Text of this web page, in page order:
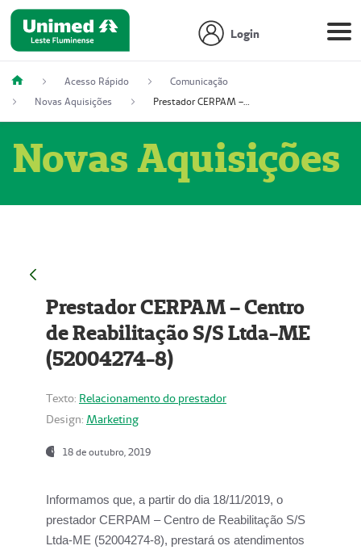
Login
Acesso Rápido
Comunicação
Novas Aquisições
Prestador CERPAM – Centro de Reabilitação S/S Ltda-ME (52004274-8)
Novas Aquisições
Prestador CERPAM – Centro
de Reabilitação S/S Ltda-ME
(52004274-8)
Texto: Relacionamento do prestador
Design: Marketing
18 de outubro, 2019
Informamos que, a partir do dia 18/11/2019, o
prestador CERPAM – Centro de Reabilitação S/S
Ltda-ME (52004274-8), prestará os atendimentos